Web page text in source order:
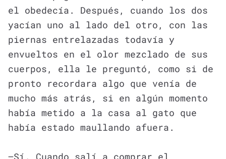
el obedecía. Después, cuando los dos
yacían uno al lado del otro, con las
piernas entrelazadas todavía y
envueltos en el olor mezclado de sus
cuerpos, ella le preguntó, como si de
pronto recordara algo que venía de
mucho más atrás, si en algún momento
había metido a la casa al gato que
había estado maullando afuera.
—Sí. Cuando salí a comprar el